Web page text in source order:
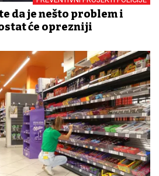
da je nešto problem i
će oprezniji